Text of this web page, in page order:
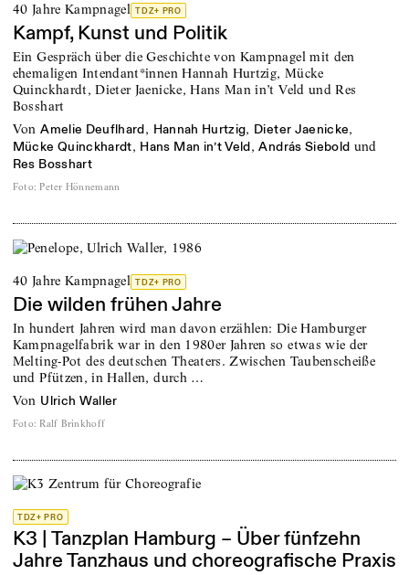
40 Jahre Kampnagel TDZ+ PRO
Kampf, Kunst und Politik
Ein Gespräch über die Geschichte von Kampnagel mit den
ehemaligen Intendant*innen Hannah Hurtzig, Mücke
Quinckhardt, Dieter Jaenicke, Hans Man in’t Veld und Res
Bosshart
von Amelie Deuflhard, Hannah Hurtzig, Dieter Jaenicke,
Mücke Quinckhardt, Hans Man in’t Veld,András Siebold und
Res Bosshart
Foto: Peter Hönnemann
40 Jahre Kampnagel TDZ+ PRO
Die wilden frühen Jahre
In hundert Jahren wird man davon erzählen: Die Hamburger
Kampnagelfabrik war in den 1980er Jahren so etwas wie der
Melting-Pot des deutschen Theaters. Zwischen Taubenscheiße
und Pfützen, in Hallen, durch …
von Ulrich Waller
Foto: Ralf Brinkhoff
TDZ+ PRO
K3 | Tanzplan Hamburg – Über fünfzehn
Jahre Tanzhaus und choreografische Praxis